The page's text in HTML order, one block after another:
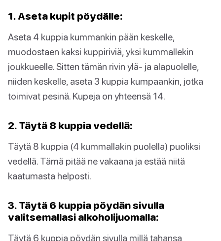
1. Aseta kupit pöydälle:
Aseta 4 kuppia kummankin pään keskelle,
muodostaen kaksi kuppiriviä, yksi kummallekin
joukkueelle. Sitten tämän rivin ylä- ja alapuolelle,
niiden keskelle, aseta 3 kuppia kumpaankin, jotka
toimivat pesinä. Kupeja on yhteensä 14.
2. Täytä 8 kuppia vedellä:
Täytä 8 kuppia (4 kummallakin puolella) puoliksi
vedellä. Tämä pitää ne vakaana ja estää niitä
kaatumasta helposti.
3. Täytä 6 kuppia pöydän sivulla
valitsemallasi alkoholijuomalla:
Täytä 6 kuppia pöydän sivulla millä tahansa